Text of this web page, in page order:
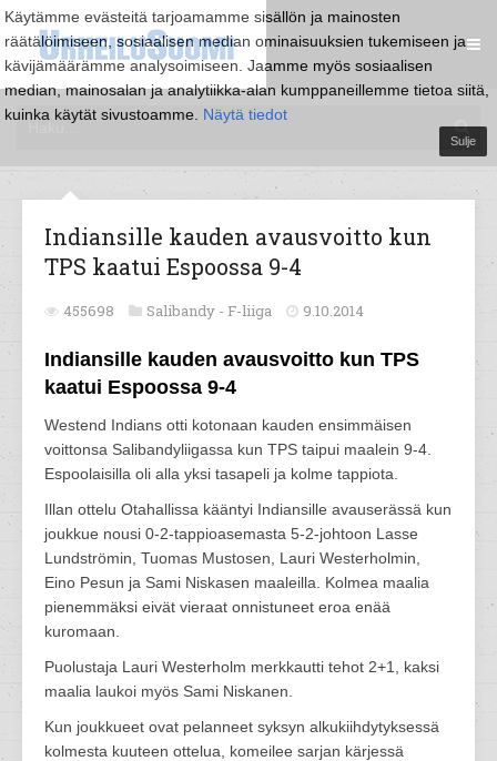
Käytämme evästeitä tarjoamamme sisällön ja mainosten
räätälöimiseen, sosiaalisen median ominaisuuksien tukemiseen ja
kävijämäärämme analysoimiseen. Jaamme myös sosiaalisen
median, mainosalan ja analytiikka-alan kumppaneillemme tietoa siitä,
kuinka käytät sivustoamme. Näytä tiedot
Sulje
Indiansille kauden avausvoitto kun
TPS kaatui Espoossa 9-4
455698 Salibandy - F-liiga 9.10.2014
Indiansille kauden avausvoitto kun TPS
kaatui Espoossa 9-4
Westend Indians otti kotonaan kauden ensimmäisen
voittonsa Salibandyliigassa kun TPS taipui maalein 9-4.
Espoolaisilla oli alla yksi tasapeli ja kolme tappiota.
Illan ottelu Otahallissa kääntyi Indiansille avauserässä kun
joukkue nousi 0-2-tappioasemasta 5-2-johtoon Lasse
Lundströmin, Tuomas Mustosen, Lauri Westerholmin,
Eino Pesun ja Sami Niskasen maaleilla. Kolmea maalia
pienemmäksi eivät vieraat onnistuneet eroa enää
kuromaan.
Puolustaja Lauri Westerholm merkkautti tehot 2+1, kaksi
maalia laukoi myös Sami Niskanen.
Kun joukkueet ovat pelanneet syksyn alkukiihdytyksessä
kolmesta kuuteen ottelua, komeilee sarjan kärjessä